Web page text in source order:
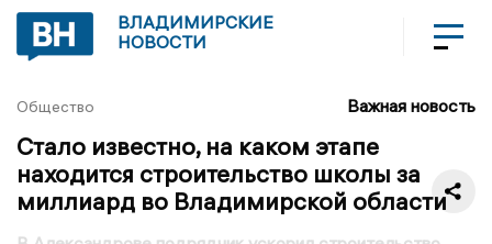
ВЛАДИМИРСКИЕ
НОВОСТИ
Общество Важная новость
Стало известно, на каком этапе
находится строительство школы за
миллиард во Владимирской области